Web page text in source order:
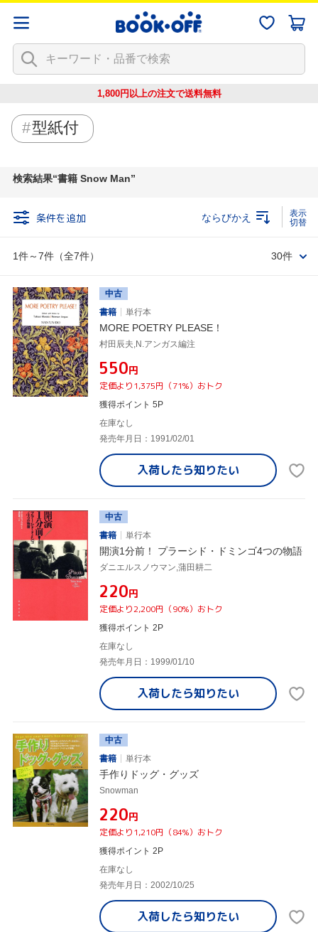
1,800円以上の注文で送料無料
型紙付
検索結果 書籍 Snow Man
条件を追加
1件～7件（全7件）
ならびかえ
30件
中古
書籍
単行本
MORE POETRY PLEASE！
村田辰夫,N.アンガス編注
¥550円
定価より1,375円（71%）おトク
獲得ポイント 5P
在庫なし
発売年月日：1991/02/01
入荷したら知りたい
中古
書籍
単行本
開演1分前！ プラーシド・ドミンゴ4つの物語
ダニエルスノウマン,蒲田耕二
¥220円
定価より2,200円（90%）おトク
獲得ポイント 2P
在庫なし
発売年月日：1999/01/10
入荷したら知りたい
中古
書籍
単行本
手作りドッグ・グッズ
Snowman
¥220円
定価より1,210円（84%）おトク
獲得ポイント 2P
在庫なし
発売年月日：2002/10/25
入荷したら知りたい